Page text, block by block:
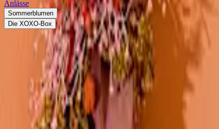
Anlässe
Sommerblumen
Die XOXO-Box
Pflanzen im Topf
Verschenke langlebige Freude mit unseren Pflanzen im passenden
Blumen zum
Geburtstag
verschenken
Geschenksets